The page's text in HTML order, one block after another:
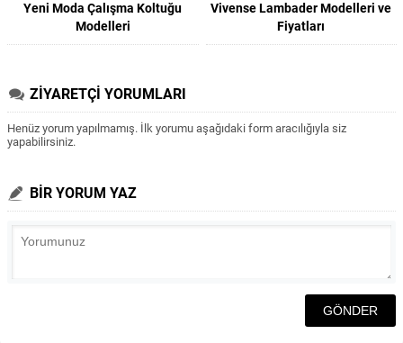
Yeni Moda Çalışma Koltuğu
Modelleri
Vivense Lambader Modelleri ve
Fiyatları
ZİYARETÇİ YORUMLARI
Henüz yorum yapılmamış. İlk yorumu aşağıdaki form aracılığıyla siz
yapabilirsiniz.
BİR YORUM YAZ